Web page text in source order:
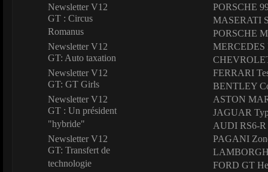
Newsletter V12
GT : Circus
Romanus
Newsletter V12
GT: Auto taxation
Newsletter V12
GT: GT Girls
Newsletter V12
GT : Un président
"hybride"
Newsletter V12
GT: Transfert de
technologie
PORSCHE
MASERATI
PORSCHE
MERCEDES
FERRARI
BENTLEY
ASTON
JAGUAR
AUDI RS6-
PAGANI
FORD GT